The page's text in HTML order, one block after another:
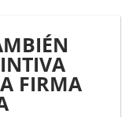
FIRMA